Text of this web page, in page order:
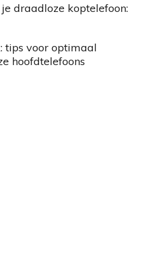
draadloze koptelefoon:
tips voor optimaal
hoofdtelefoons